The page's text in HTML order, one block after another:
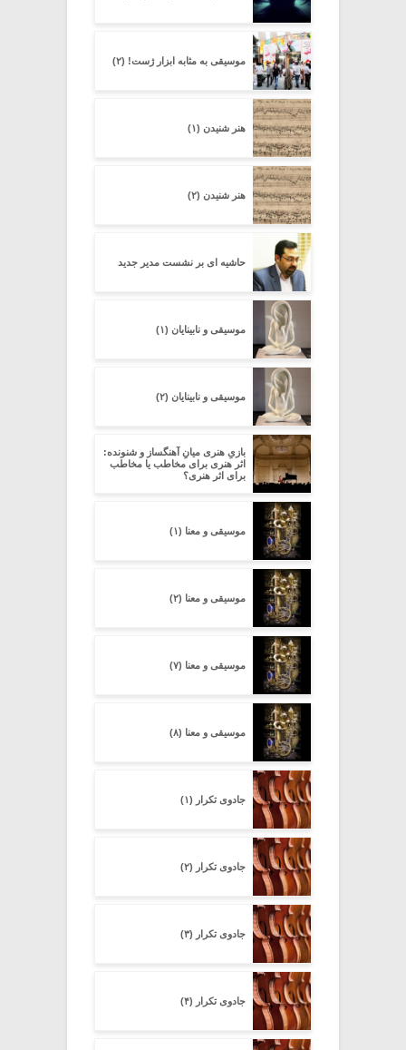
موسیقی به مثابه ابزار ژست! (۲)
هنر شنیدن (۱)
هنر شنیدن (۲)
حاشیه ای بر نشست مدیر جدید
موسیقی و نابینایان (۱)
موسیقی و نابینایان (۲)
بازیِ هنری میانِ آهنگساز و شنونده:
اثر هنری برای مخاطب یا مخاطب
برای اثر هنری؟
موسیقی و معنا (۱)
موسیقی و معنا (۲)
موسیقی و معنا (۷)
موسیقی و معنا (۸)
جادوی تکرار (۱)
جادوی تکرار (۲)
جادوی تکرار (۳)
جادوی تکرار (۴)